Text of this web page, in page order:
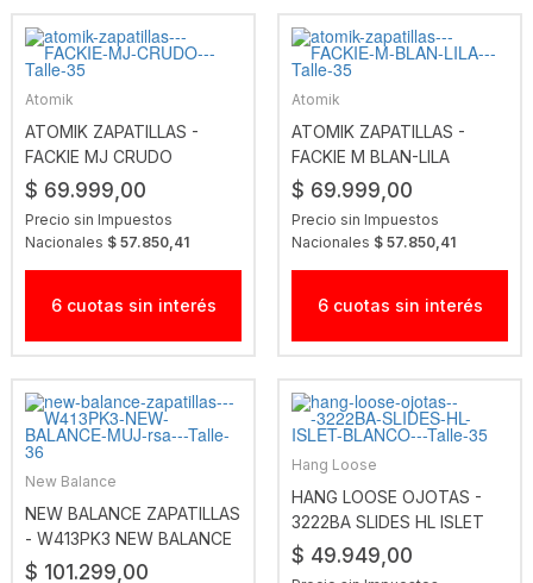
Atomik
ATOMIK ZAPATILLAS -
FACKIE MJ CRUDO
$ 69.999,00
Precio sin Impuestos
Nacionales $ 57.850,41
6 cuotas sin interés
Atomik
ATOMIK ZAPATILLAS -
FACKIE M BLAN-LILA
$ 69.999,00
Precio sin Impuestos
Nacionales $ 57.850,41
6 cuotas sin interés
New Balance
NEW BALANCE ZAPATILLAS
- W413PK3 NEW BALANCE
MUJ RSA
$ 101.299,00
Hang Loose
HANG LOOSE OJOTAS -
3222BA SLIDES HL ISLET
BLANCO
$ 49.949,00